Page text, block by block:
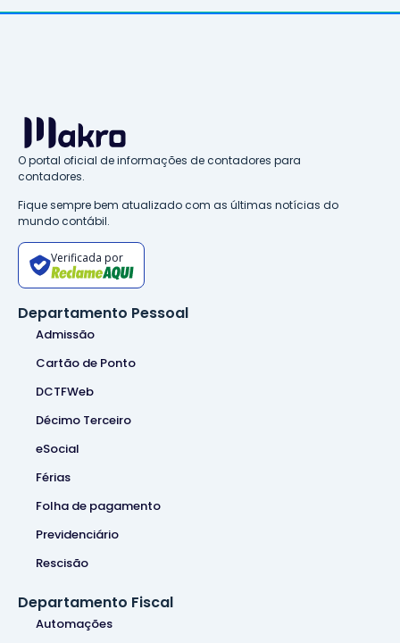
O portal oficial de informações de contadores para
contadores.
Fique sempre bem atualizado com as últimas notícias do
mundo contábil.
Verificada por
Departamento Pessoal
Admissão
Cartão de Ponto
DCTFWeb
Décimo Terceiro
eSocial
Férias
Folha de pagamento
Previdenciário
Rescisão
Departamento Fiscal
Automações